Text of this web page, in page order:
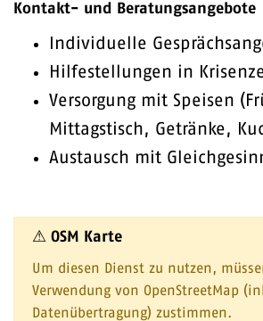
Kontakt- und Beratungsangebote
Individuelle
Hilfestellungen in
Versorgung mit Speisen
Mittagstisch, Getränke,
Austausch mit
⚠ OSM Karte
Um diesen Dienst zu nutzen,
Verwendung von OpenStreetMap
Datenübertragung) zustimmen.